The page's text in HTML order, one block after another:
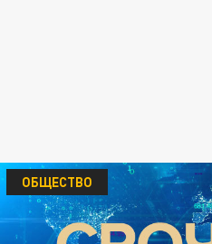
ОБЩЕСТВО